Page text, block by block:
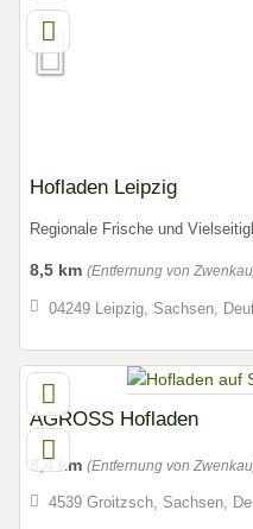
Hofladen Leipzig
Regionale Frische und
8,5 km (Entfernung von
04249 Leipzig, Sachsen,
AGROSS Hofladen
8,4 km (Entfernung von
4539 Groitzsch, Sachsen,